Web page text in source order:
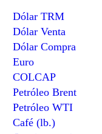
Dólar TRM
Dólar Venta
Dólar Compra
Euro
COLCAP
Petróleo Brent
Petróleo WTI
Café (lb.)